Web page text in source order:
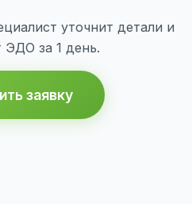
уточнит детали и
ЭДО за 1 день.
заявку